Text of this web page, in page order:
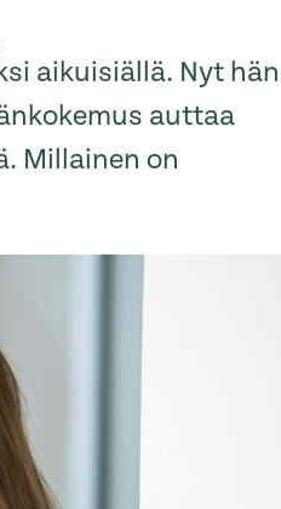
aikuisiällä. Nyt hän
auttaa
Millainen on